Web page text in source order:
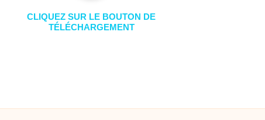
CLIQUEZ SUR LE BOUTON DE
TÉLÉCHARGEMENT